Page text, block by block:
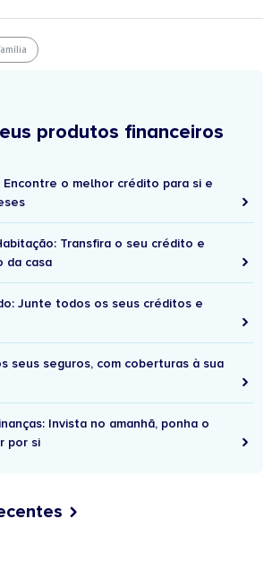
produtos financeiros
o melhor crédito para si e
Transfira o seu crédito e
da casa
Junte todos os seus créditos e
seus seguros, com coberturas à sua
Invista no amanhã, ponha o
por si